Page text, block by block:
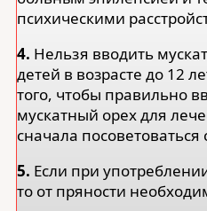
психическими
4. Нельзя вводить
детей в возрасте до 12
того, чтобы правильно
мускатный орех для
сначала посоветоваться
5. Если при
то от пряности